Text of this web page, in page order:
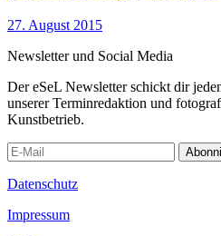
27. August 2015
Newsletter und Social Media
Der eSeL Newsletter schickt dir
unserer Terminredaktion und
Kunstbetrieb.
Datenschutz
Impressum